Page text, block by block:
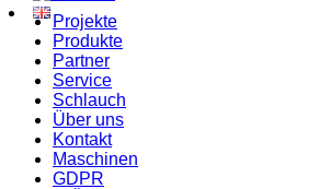
Projekte
Produkte
Partner
Service
Schlauch
Über uns
Kontakt
Maschinen
GDPR